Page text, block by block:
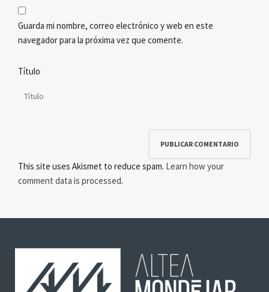
Guarda mi nombre, correo electrónico y web en este
navegador para la próxima vez que comente.
Título
This site uses Akismet to reduce spam. Learn how your
comment data is processed.